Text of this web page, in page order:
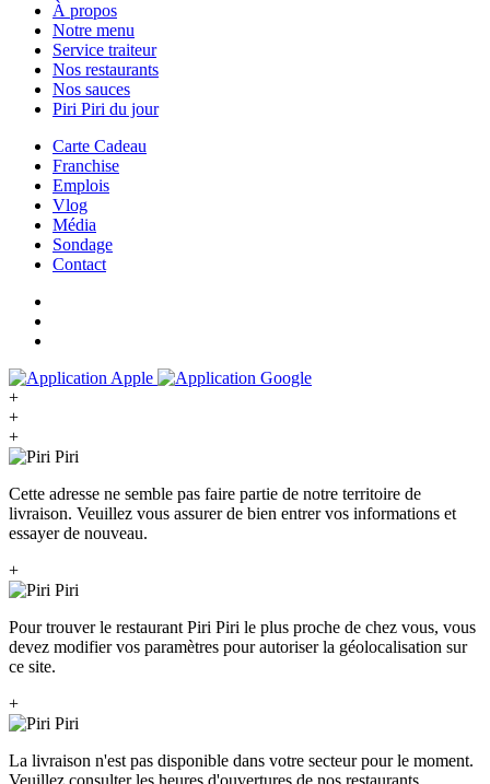
À propos
Notre menu
Service traiteur
Nos restaurants
Nos sauces
Piri Piri du jour
Carte Cadeau
Franchise
Emplois
Vlog
Média
Sondage
Contact
+
+
+
Cette adresse ne semble pas faire partie de notre territoire de
livraison. Veuillez vous assurer de bien entrer vos informations et
essayer de nouveau.
+
Pour trouver le restaurant Piri Piri le plus proche de chez vous, vous
devez modifier vos paramètres pour autoriser la géolocalisation sur
ce site.
+
La livraison n'est pas disponible dans votre secteur pour le moment.
Veuillez consulter les heures d'ouvertures de nos restaurants.